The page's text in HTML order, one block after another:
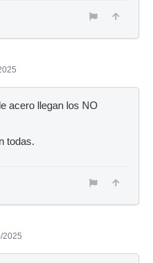
acero llegan los NO
todas.
2025